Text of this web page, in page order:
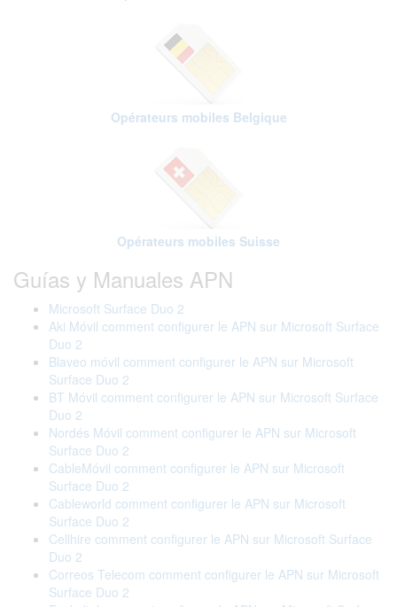
Opérateurs mobiles Belgique
Opérateurs mobiles Suisse
Guías y Manuales APN
Microsoft Surface Duo 2
Aki Móvil comment configurer le APN sur Microsoft Surface
Duo 2
Blaveo móvil comment configurer le APN sur Microsoft
Surface Duo 2
BT Móvil comment configurer le APN sur Microsoft Surface
Duo 2
Nordés Móvil comment configurer le APN sur Microsoft
Surface Duo 2
CableMóvil comment configurer le APN sur Microsoft
Surface Duo 2
Cableworld comment configurer le APN sur Microsoft
Surface Duo 2
Cellhire comment configurer le APN sur Microsoft Surface
Duo 2
Correos Telecom comment configurer le APN sur Microsoft
Surface Duo 2